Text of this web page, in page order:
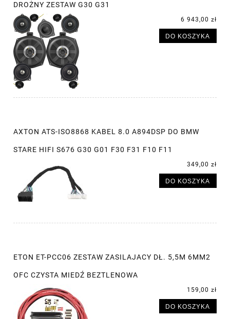
DROŻNY ZESTAW G30 G31
6 943,00 zł
DO KOSZYKA
AXTON ATS-ISO8868 KABEL 8.0 A894DSP DO BMW
STARE HIFI S676 G30 G01 F30 F31 F10 F11
349,00 zł
DO KOSZYKA
ETON ET-PCC06 ZESTAW ZASILAJACY DŁ. 5,5M 6MM2
OFC CZYSTA MIEDŹ BEZTLENOWA
159,00 zł
DO KOSZYKA